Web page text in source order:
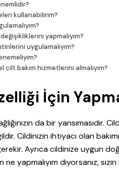
kullanabilirim?
yapmalıyım?
uygulamalıyım?
bakım hizmetlerini almalıyım?
İçin
da bir yansımasıdır.
Cildinizin ihtiyacı olan
Ayrıca cildinize uygun
yapmalıyım diyorsanız, sizin